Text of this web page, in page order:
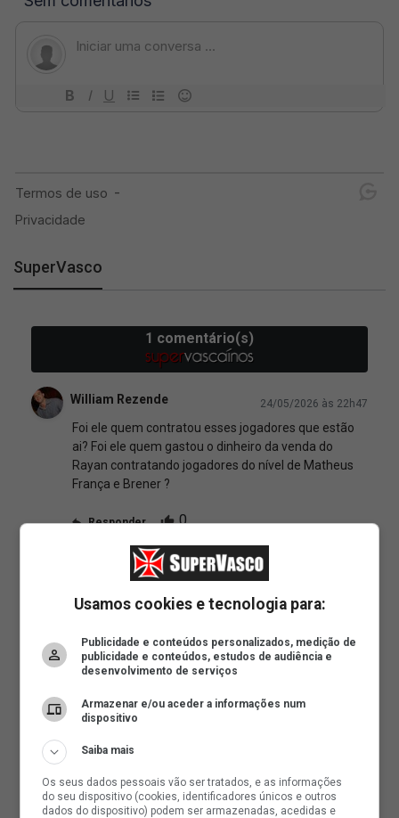
SuperVasco
Usamos cookies e tecnologia para:
Publicidade e conteúdos personalizados, medição de
publicidade e conteúdos, estudos de audiência e
desenvolvimento de serviços
Armazenar e/ou aceder a informações num
dispositivo
Saiba mais
Os seus dados pessoais vão ser tratados, e as informações
do seu dispositivo (cookies, identificadores únicos e outros
dados do dispositivo) podem ser armazenadas, acedidas e